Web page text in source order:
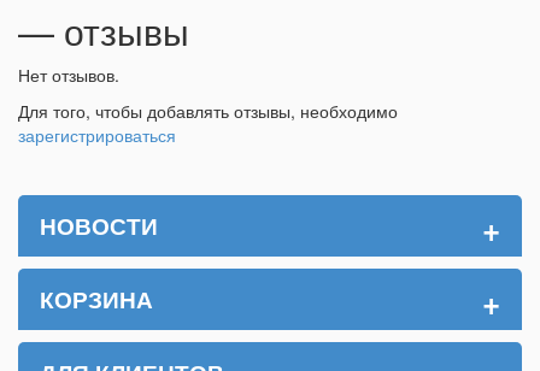
— отзывы
Нет отзывов.
Для того, чтобы добавлять отзывы, необходимо
зарегистрироваться
НОВОСТИ +
КОРЗИНА +